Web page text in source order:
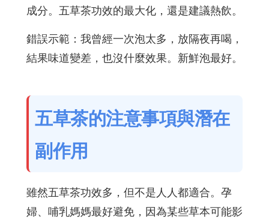
成分。五草茶功效的最大化，還是建議熱飲。
錯誤示範：我曾經一次泡太多，放隔夜再喝，
結果味道變差，也沒什麼效果。新鮮泡最好。
五草茶的注意事項與潛在
副作用
雖然五草茶功效多，但不是人人都適合。孕
婦、哺乳媽媽最好避免，因為某些草本可能影